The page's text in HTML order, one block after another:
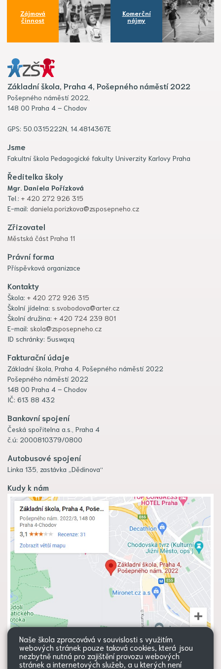
Zájmová
činnost
Komerční
nájmy
Základní škola, Praha 4, Pošepného náměstí 2022
Pošepného náměstí 2022,
148 00 Praha 4 – Chodov
GPS: 50.0315222N, 14.4814367E
Jsme
Fakultní škola Pedagogické fakulty Univerzity Karlovy Praha
Ředitelka školy
Mgr. Daniela Pořízková
Tel.: + 420 272 926 315
E-mail: daniela.porizkova@zsposepneho.cz
Zřizovatel
Městská část Praha 11
Právní forma
Příspěvková organizace
Kontakty
Škola: + 420 272 926 315
Školní jídelna: s.svobodova@arter.cz
Školní družina: + 420 724 239 801
E-mail: skola@zsposepneho.cz
ID schránky: 5uswqxq
Fakturační údaje
Základní škola, Praha 4, Pošepného náměstí 2022
Pošepného náměstí 2022
148 00 Praha 4 – Chodov
IČ: 613 88 432
Bankovní spojení
Česká spořitelna a.s., Praha 4
č.ú: 2000810379/0800
Autobusové spojení
Linka 135, zastávka „Dědinova“
Kudy k nám
Naše škola zpracovává v souvislosti s využitím
webových stránek pouze taková cookies, která jsou
nezbytně nutná pro zajištění provozu webových
stránek a internetových služeb, a u kterých není